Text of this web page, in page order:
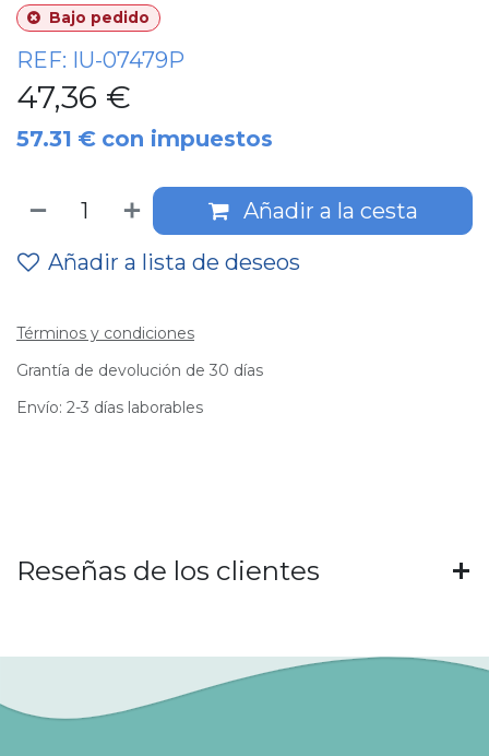
Bajo pedido
REF: IU-07479P
47,36 €
57.31 € con impuestos
Añadir a la cesta
Añadir a lista de deseos
Términos y condiciones
Grantía de devolución de 30 días
Envío: 2-3 días laborables
Reseñas de los clientes